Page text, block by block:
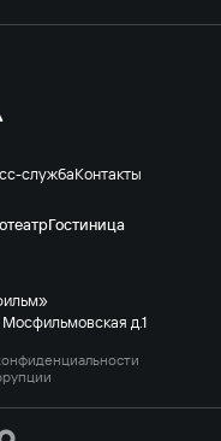
службаКонтакты
Гостиница
д.1